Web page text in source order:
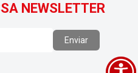
NEWSLETTER
Enviar